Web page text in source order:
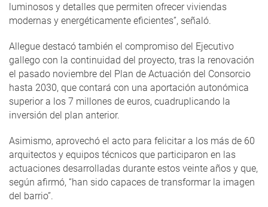
luminosos y detalles que permiten ofrecer viviendas
modernas y energéticamente eficientes”, señaló.
Allegue destacó también el compromiso del Ejecutivo
gallego con la continuidad del proyecto, tras la renovación
el pasado noviembre del Plan de Actuación del Consorcio
hasta 2030, que contará con una aportación autonómica
superior a los 7 millones de euros, cuadruplicando la
inversión del plan anterior.
Asimismo, aprovechó el acto para felicitar a los más de 60
arquitectos y equipos técnicos que participaron en las
actuaciones desarrolladas durante estos veinte años y que,
según afirmó, “han sido capaces de transformar la imagen
del barrio”.